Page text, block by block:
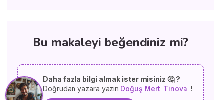
Bu makaleyi beğendiniz mi?
Daha fazla bilgi almak ister misiniz 🤔 ?
Doğrudan yazara yazın Doğuş Mert Tinova !